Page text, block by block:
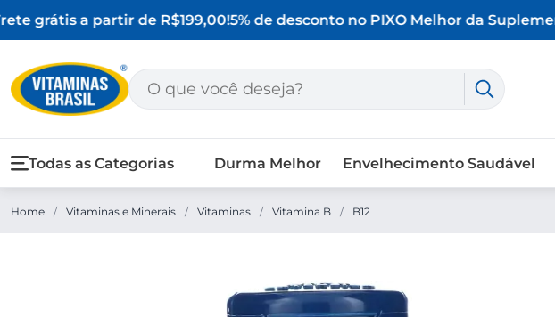
grátis a partir de R$199,00!5% de desconto no PIXO Melhor da
Todas as Categorias Durma Melhor Envelhecimento Saudável
Home / Vitaminas e Minerais / Vitaminas / Vitamina B / B12